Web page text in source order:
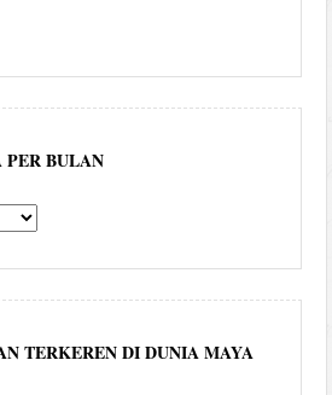
BULAN
TERKEREN DI DUNIA MAYA